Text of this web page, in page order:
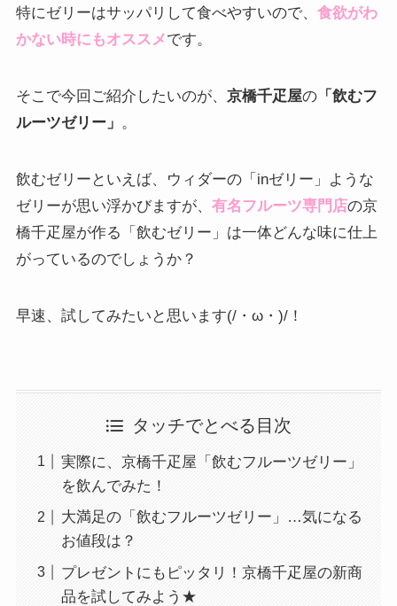
特にゼリーはサッパリして食べやすいので、 食欲がわ
かない時にもオススメです。
そこで今回ご紹介したいのが、 京橋千疋屋の「飲むフ
ルーツゼリー」 。
飲むゼリーといえば、ウィダーの「inゼリー」ような
ゼリーが思い浮かびますが、 有名フルーツ専門店の京
橋千疋屋が作る「飲むゼリー」は一体どんな味に仕上
がっているのでしょうか？
早速、試してみたいと思います(/・ω・)/！
タッチでとべる目次
実際に、京橋千疋屋「飲むフルーツゼリー」
を飲んでみた！
大満足の「飲むフルーツゼリー」…気になる
お値段は？
プレゼントにもピッタリ！京橋千疋屋の新商
品を試してみよう★